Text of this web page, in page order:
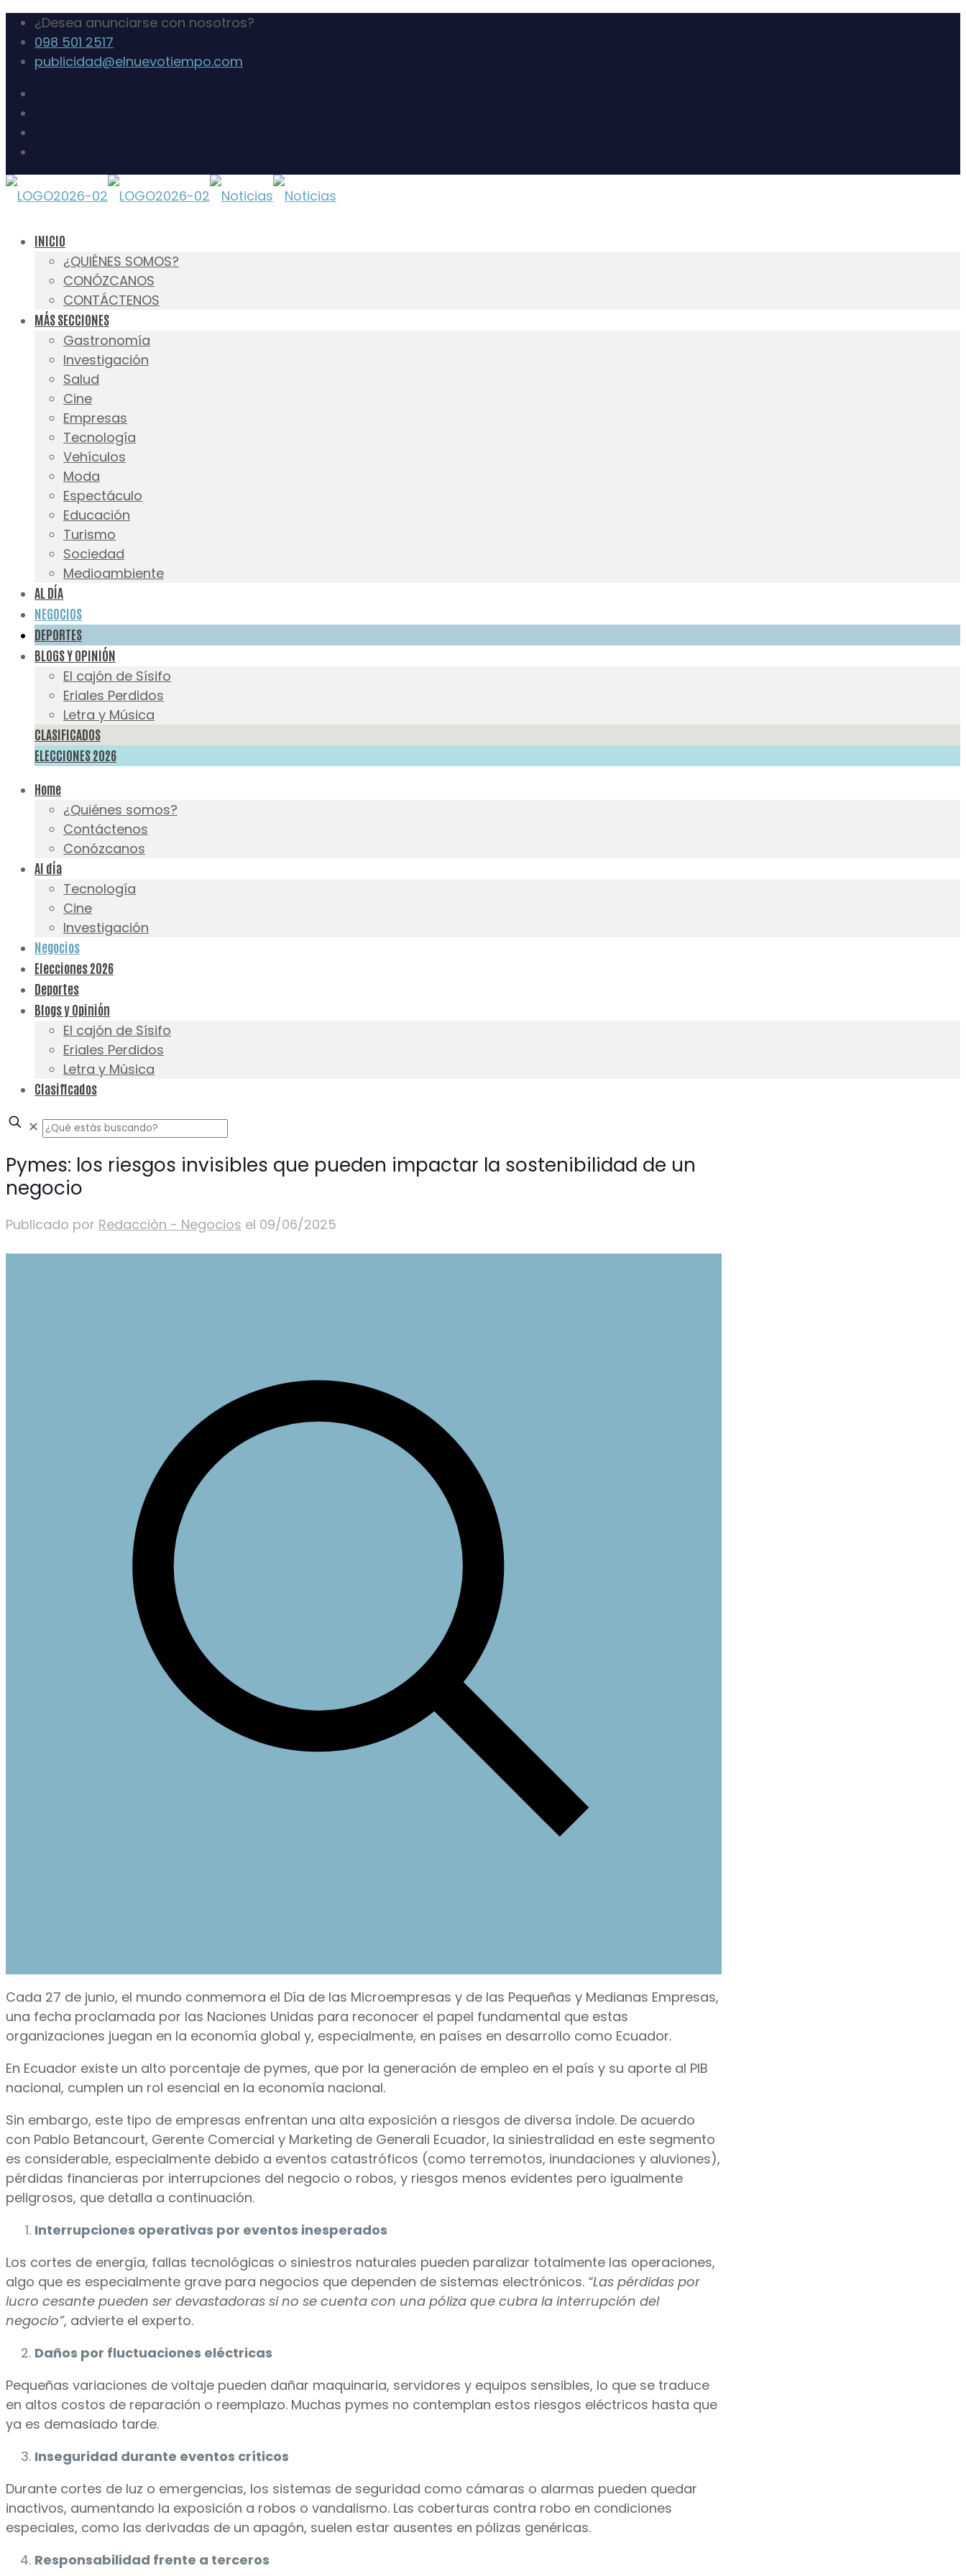
¿Desea anunciarse con nosotros?
098 501 2517
publicidad@elnuevotiempo.com
INICIO
¿QUIÉNES SOMOS?
CONÓZCANOS
CONTÁCTENOS
MÁS SECCIONES
Gastronomía
Investigación
Salud
Cine
Empresas
Tecnología
Vehículos
Moda
Espectáculo
Educación
Turismo
Sociedad
Medioambiente
AL DÍA
NEGOCIOS
DEPORTES
BLOGS Y OPINIÓN
El cajón de Sísifo
Eriales Perdidos
Letra y Música
CLASIFICADOS
ELECCIONES 2026
Home
¿Quiénes somos?
Contáctenos
Conózcanos
Al día
Tecnología
Cine
Investigación
Negocios
Elecciones 2026
Deportes
Blogs y Opinión
El cajón de Sísifo
Eriales Perdidos
Letra y Música
Clasificados
✕
Pymes: los riesgos invisibles que pueden impactar la sostenibilidad de un
negocio
Publicado por Redacciòn - Negocios el 09/06/2025
Cada 27 de junio, el mundo conmemora el Día de las Microempresas y de las Pequeñas y Medianas Empresas,
una fecha proclamada por las Naciones Unidas para reconocer el papel fundamental que estas
organizaciones juegan en la economía global y, especialmente, en países en desarrollo como Ecuador.
En Ecuador existe un alto porcentaje de pymes, que por la generación de empleo en el país y su aporte al PIB
nacional, cumplen un rol esencial en la economía nacional.
Sin embargo, este tipo de empresas enfrentan una alta exposición a riesgos de diversa índole. De acuerdo
con Pablo Betancourt, Gerente Comercial y Marketing de Generali Ecuador, la siniestralidad en este segmento
es considerable, especialmente debido a eventos catastróficos (como terremotos, inundaciones y aluviones),
pérdidas financieras por interrupciones del negocio o robos, y riesgos menos evidentes pero igualmente
peligrosos, que detalla a continuación.
Interrupciones operativas por eventos inesperados
Los cortes de energía, fallas tecnológicas o siniestros naturales pueden paralizar totalmente las operaciones,
algo que es especialmente grave para negocios que dependen de sistemas electrónicos. “Las pérdidas por
lucro cesante pueden ser devastadoras si no se cuenta con una póliza que cubra la interrupción del
negocio”, advierte el experto.
Daños por fluctuaciones eléctricas
Pequeñas variaciones de voltaje pueden dañar maquinaria, servidores y equipos sensibles, lo que se traduce
en altos costos de reparación o reemplazo. Muchas pymes no contemplan estos riesgos eléctricos hasta que
ya es demasiado tarde.
Inseguridad durante eventos críticos
Durante cortes de luz o emergencias, los sistemas de seguridad como cámaras o alarmas pueden quedar
inactivos, aumentando la exposición a robos o vandalismo. Las coberturas contra robo en condiciones
especiales, como las derivadas de un apagón, suelen estar ausentes en pólizas genéricas.
Responsabilidad frente a terceros